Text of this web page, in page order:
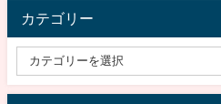
カテゴリー